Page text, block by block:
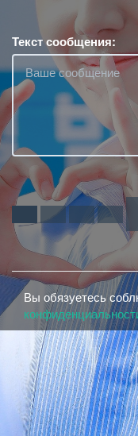
Текст сообщения:
Вы обязуетесь